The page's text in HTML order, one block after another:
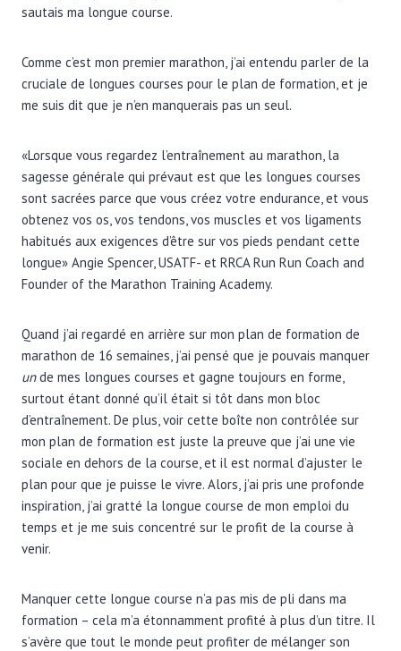
sautais ma longue course.
Comme c’est mon premier marathon, j’ai entendu parler de la
cruciale de longues courses pour le plan de formation, et je
me suis dit que je n’en manquerais pas un seul.
«Lorsque vous regardez l’entraînement au marathon, la
sagesse générale qui prévaut est que les longues courses
sont sacrées parce que vous créez votre endurance, et vous
obtenez vos os, vos tendons, vos muscles et vos ligaments
habitués aux exigences d’être sur vos pieds pendant cette
longue» Angie Spencer, USATF- et RRCA Run Run Coach and
Founder of the Marathon Training Academy.
Quand j’ai regardé en arrière sur mon plan de formation de
marathon de 16 semaines, j’ai pensé que je pouvais manquer
unde mes longues courses et gagne toujours en forme,
surtout étant donné qu’il était si tôt dans mon bloc
d’entraînement. De plus, voir cette boîte non contrôlée sur
mon plan de formation est juste la preuve que j’ai une vie
sociale en dehors de la course, et il est normal d’ajuster le
plan pour que je puisse le vivre. Alors, j’ai pris une profonde
inspiration, j’ai gratté la longue course de mon emploi du
temps et je me suis concentré sur le profit de la course à
venir.
Manquer cette longue course n’a pas mis de pli dans ma
formation – cela m’a étonnamment profité à plus d’un titre. Il
s’avère que tout le monde peut profiter de mélanger son